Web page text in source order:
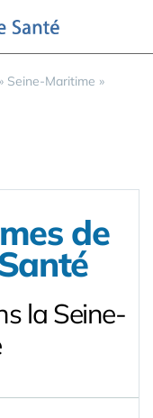
» Seine-Maritime »
de
la Seine-